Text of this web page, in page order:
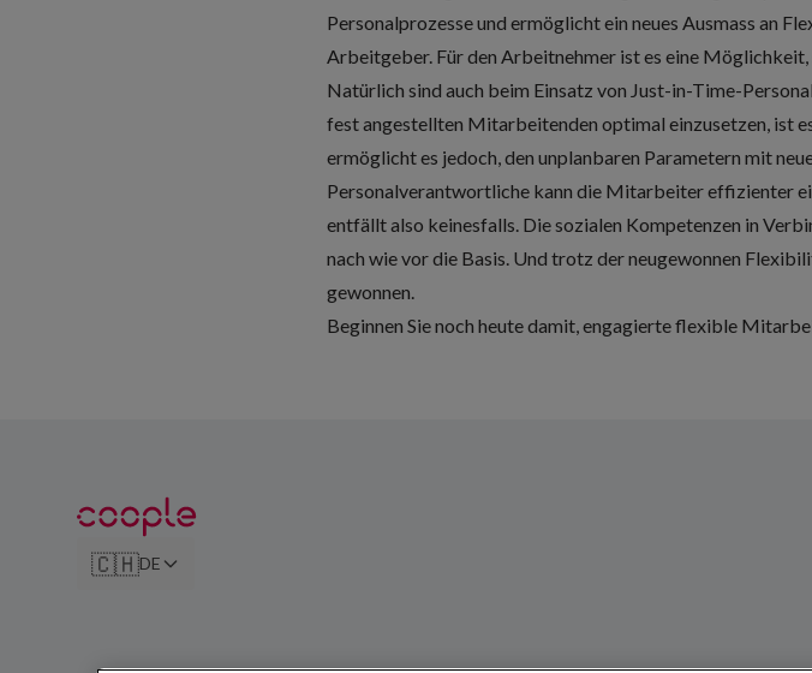
Personalprozesse und ermöglicht ein neues Ausmass an
Arbeitgeber. Für den Arbeitnehmer ist es eine
Natürlich sind auch beim Einsatz von Just-in-Time-
fest angestellten Mitarbeitenden optimal einzusetzen, ist
ermöglicht es jedoch, den unplanbaren Parametern mit
Personalverantwortliche kann die Mitarbeiter effizienter
entfällt also keinesfalls. Die sozialen Kompetenzen in
nach wie vor die Basis. Und trotz der neugewonnen
gewonnen.
Beginnen Sie noch heute damit, engagierte flexible
🇨🇭DE